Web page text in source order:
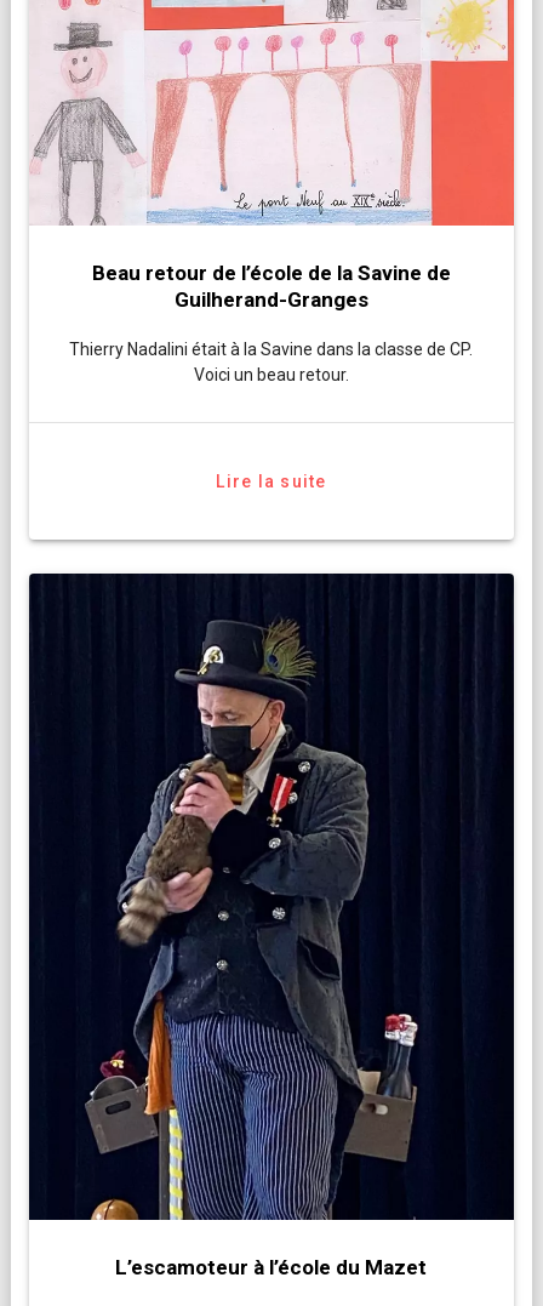
Beau retour de l’école de la Savine de
Guilherand-Granges
Thierry Nadalini était à la Savine dans la classe de CP.
Voici un beau retour.
Lire la suite
L’escamoteur à l’école du Mazet